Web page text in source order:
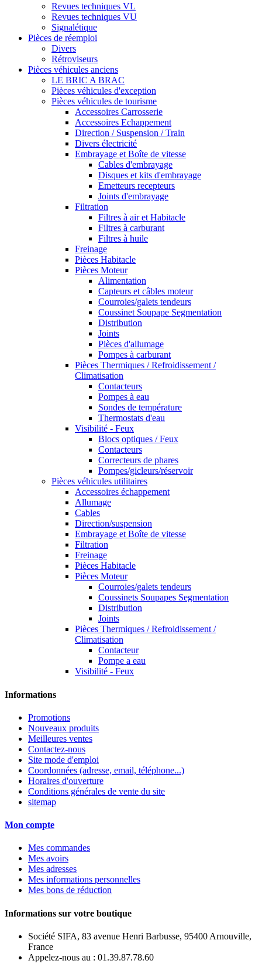
Revues techniques VL
Revues techniques VU
Signalétique
Pièces de réemploi
Divers
Rétroviseurs
Pièces véhicules anciens
LE BRIC A BRAC
Pièces véhicules d'exception
Pièces véhicules de tourisme
Accessoires Carrosserie
Accessoires Echappement
Direction / Suspension / Train
Divers électricité
Embrayage et Boîte de vitesse
Cables d'embrayage
Disques et kits d'embrayage
Emetteurs recepteurs
Joints d'embrayage
Filtration
Filtres à air et Habitacle
Filtres à carburant
Filtres à huile
Freinage
Pièces Habitacle
Pièces Moteur
Alimentation
Capteurs et câbles moteur
Courroies/galets tendeurs
Coussinet Soupape Segmentation
Distribution
Joints
Pièces d'allumage
Pompes à carburant
Pièces Thermiques / Refroidissement /
Climatisation
Contacteurs
Pompes à eau
Sondes de température
Thermostats d'eau
Visibilité - Feux
Blocs optiques / Feux
Contacteurs
Correcteurs de phares
Pompes/gicleurs/réservoir
Pièces véhicules utilitaires
Accessoires échappement
Allumage
Cables
Direction/suspension
Embrayage et Boîte de vitesse
Filtration
Freinage
Pièces Habitacle
Pièces Moteur
Courroies/galets tendeurs
Coussinets Soupapes Segmentation
Distribution
Joints
Pièces Thermiques / Refroidissement /
Climatisation
Contacteur
Pompe a eau
Visibilité - Feux
Informations
Promotions
Nouveaux produits
Meilleures ventes
Contactez-nous
Site mode d'emploi
Coordonnées (adresse, email, téléphone...)
Horaires d'ouverture
Conditions générales de vente du site
sitemap
Mon compte
Mes commandes
Mes avoirs
Mes adresses
Mes informations personnelles
Mes bons de réduction
Informations sur votre boutique
Société SIFA, 83 avenue Henri Barbusse, 95400 Arnouville,
France
Appelez-nous au : 01.39.87.78.60